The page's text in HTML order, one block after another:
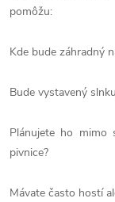
pomôžu:
Kde bude záhradný
Bude vystavený
Plánujete ho mimo
pivnice?
Mávate často hostí